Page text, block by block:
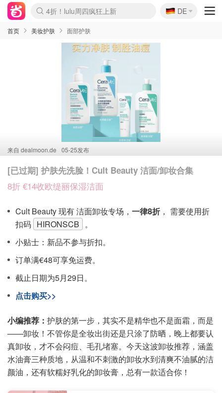
Boticinal 夏促开抢！
4折！lulu周四疯狂上新
还没结束！&OtherStories大促
Joybuy变相75折 随时失效
速领！Stanley独家85折
疑似霸哥！Camper额外叠85折
Zalando 奥莱闪促！每日更新
Moncler反季囤！5折起+叠9折
Coach Brooklyn仅€192
🇩🇪
DE
首页 美妆护肤 面部护肤
来自 dealmoon.de 05-25发布
[已过期] 护肤先洗脸！Cult Beauty 洁面/卸妆合集
8折 €14收欧缇丽保湿洁面
Cult Beauty 现有 洁面卸妆专场， 一律8折 ， 需要使用折
扣码 HIRONSCB 。
小贴士：新品不参与折扣。
订单满€48可享免运费。
截止日期为5月29日。
点击购买>>
小编推荐： 护肤的第一步，其实不是精华也不是面霜，而是
——卸妆！不管你是全妆出街还是只涂了防晒，晚上都要认
真卸妆，才不会闷痘、毛孔堵塞。今天这波卸妆推荐，涵盖
水油膏三种质地，从温和不刺激的卸妆水到清爽不油腻的洁
颜油，还有软糯好乳化的卸妆膏，总有一款适合你！